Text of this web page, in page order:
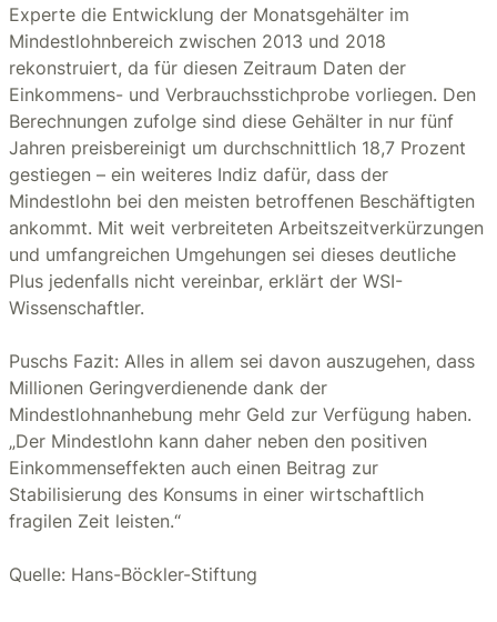
Experte die Entwicklung der Monatsgehälter im
Mindestlohnbereich zwischen 2013 und 2018
rekonstruiert, da für diesen Zeitraum Daten der
Einkommens- und Verbrauchsstichprobe vorliegen. Den
Berechnungen zufolge sind diese Gehälter in nur fünf
Jahren preisbereinigt um durchschnittlich 18,7 Prozent
gestiegen – ein weiteres Indiz dafür, dass der
Mindestlohn bei den meisten betroffenen Beschäftigten
ankommt. Mit weit verbreiteten Arbeitszeitverkürzungen
und umfangreichen Umgehungen sei dieses deutliche
Plus jedenfalls nicht vereinbar, erklärt der WSI-
Wissenschaftler.
Puschs Fazit: Alles in allem sei davon auszugehen, dass
Millionen Geringverdienende dank der
Mindestlohnanhebung mehr Geld zur Verfügung haben.
„Der Mindestlohn kann daher neben den positiven
Einkommenseffekten auch einen Beitrag zur
Stabilisierung des Konsums in einer wirtschaftlich
fragilen Zeit leisten.“
Quelle: Hans-Böckler-Stiftung